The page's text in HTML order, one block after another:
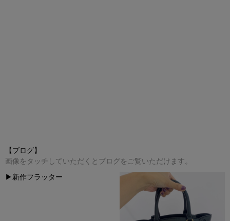
【ブログ】
画像をタッチしていただくとブログをご覧いただけます。
▶︎ 新作フラッター